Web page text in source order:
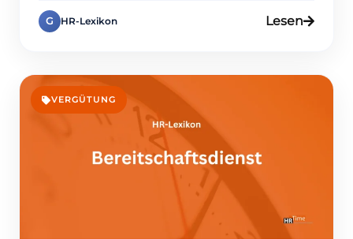
sowohl Unternehmen als auch Mitarbeitende.
Gerade in wirtschaftlich schwierigen Zeiten oder
werden. Dennoch ist sie rechtlich stark reguliert
und erfordert klare Absprachen. Daher sollten
Personalmanager gut […]
G HR-Lexikon Lesen
VERGÜTUNG